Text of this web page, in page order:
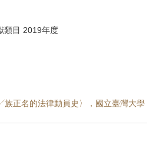
類目 2019年度
族正名的法律動員史〉，國立臺灣大學